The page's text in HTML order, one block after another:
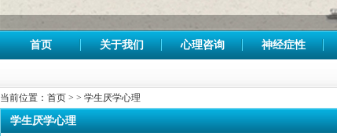
首页 关于我们 心理咨询 神经症性
当前位置： 首页 > > 学生厌学心理
学生厌学心理